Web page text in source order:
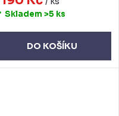
Skladem >5 ks
DO KOŠÍKU